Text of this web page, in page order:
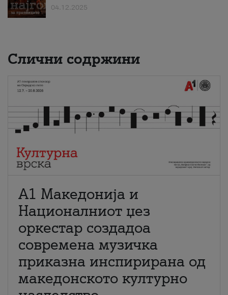
04.12.2025
Слични содржини
А1 Македонија и
Националниот џез
оркестар создадоа
современа музичка
приказна инспирирана од
македонското културно